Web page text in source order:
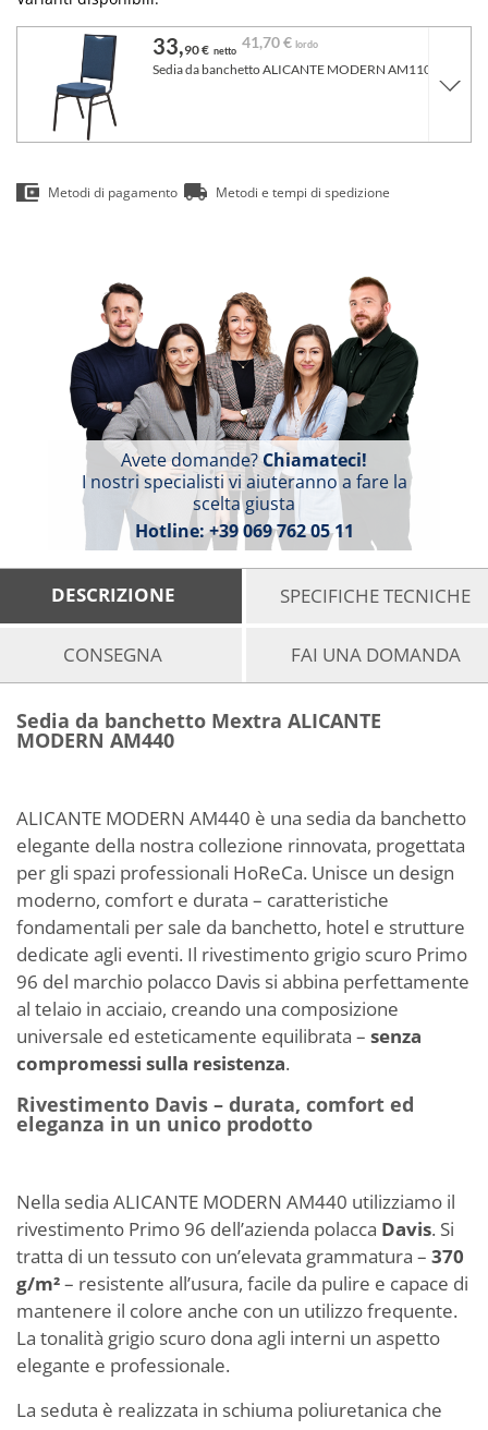
33,90 € netto 41,70 € lordo
Sedia da banchetto ALICANTE MODERN AM110 Blu
Metodi di pagamento Metodi e tempi di spedizione
Avete domande?Chiamateci!
I nostri specialisti vi aiuteranno a fare la
scelta giusta
Hotline:+39 069 762 05 11
DESCRIZIONE SPECIFICHE TECNICHE
CONSEGNA FAI UNA DOMANDA
Sedia da banchetto Mextra ALICANTE
MODERN AM440
ALICANTE MODERN AM440 è una sedia da banchetto
elegante della nostra collezione rinnovata, progettata
per gli spazi professionali HoReCa. Unisce un design
moderno, comfort e durata – caratteristiche
fondamentali per sale da banchetto, hotel e strutture
dedicate agli eventi. Il rivestimento grigio scuro Primo
96 del marchio polacco Davis si abbina perfettamente
al telaio in acciaio, creando una composizione
universale ed esteticamente equilibrata – senza
compromessi sulla resistenza.
Rivestimento Davis – durata, comfort ed
eleganza in un unico prodotto
Nella sedia ALICANTE MODERN AM440 utilizziamo il
rivestimento Primo 96 dell’azienda polacca Davis. Si
tratta di un tessuto con un’elevata grammatura – 370
g/m²– resistente all’usura, facile da pulire e capace di
mantenere il colore anche con un utilizzo frequente.
La tonalità grigio scuro dona agli interni un aspetto
elegante e professionale.
La seduta è realizzata in schiuma poliuretanica che